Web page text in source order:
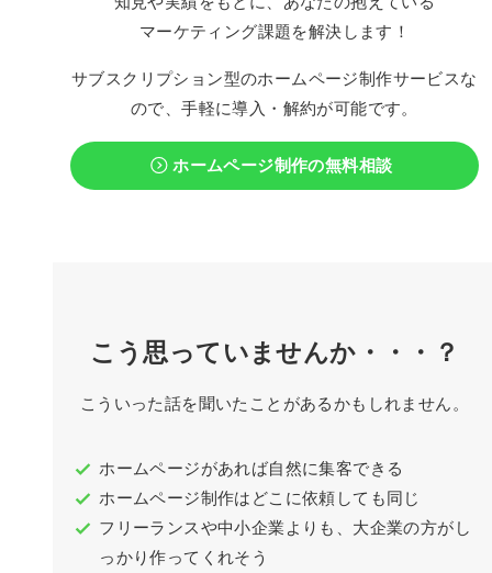
マーケティング課題を解決します！
サブスクリプション型のホームページ制作サービスな
ので、手軽に導入・解約が可能です。
ホームページ制作の無料相談
こう思っていませんか・・・？
こういった話を聞いたことがあるかもしれません。
ホームページがあれば自然に集客できる
ホームページ制作はどこに依頼しても同じ
フリーランスや中小企業よりも、大企業の方がし
っかり作ってくれそう